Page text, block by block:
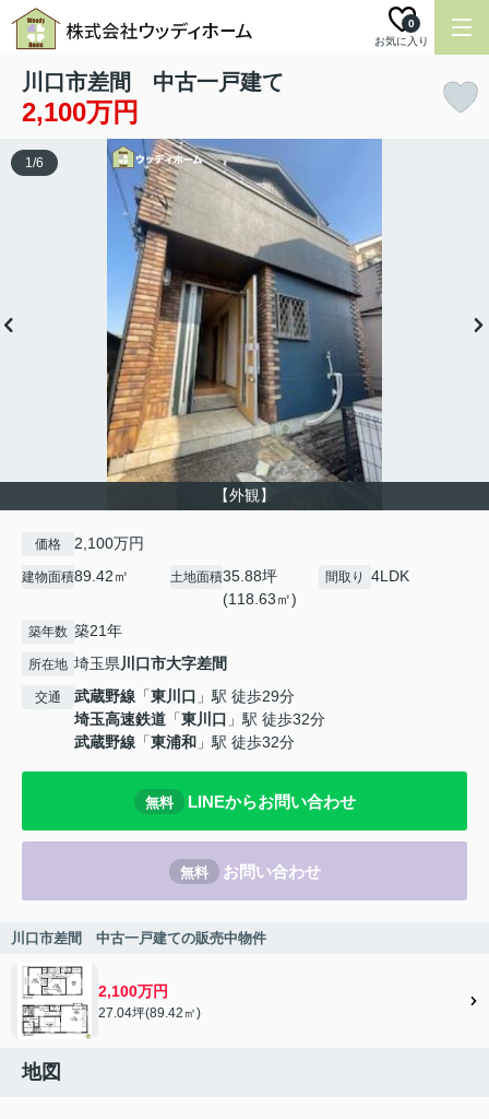
お気に入り
0
川口市差間 中古一戸建て
2,100万円
【外観】
1/6
価格 2,100万円
建物面積89.42㎡ 土地面積35.88坪
(118.63㎡)
間取り 4LDK
築年数 築21年
所在地 埼玉県川口市大字差間
交通 武蔵野線 「東川口 」駅 徒歩29分
埼玉高速鉄道 「東川口 」駅 徒歩32分
武蔵野線 「東浦和 」駅 徒歩32分
無料 LINEからお問い合わせ
無料 お問い合わせ
川口市差間 中古一戸建ての販売中物件
2,100万円
27.04坪(89.42㎡)
地図